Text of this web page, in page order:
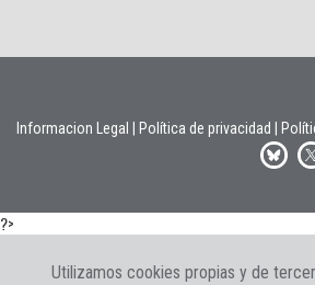
Informacion Legal Política de privacidad
?>
Utilizamos cookies propias y de